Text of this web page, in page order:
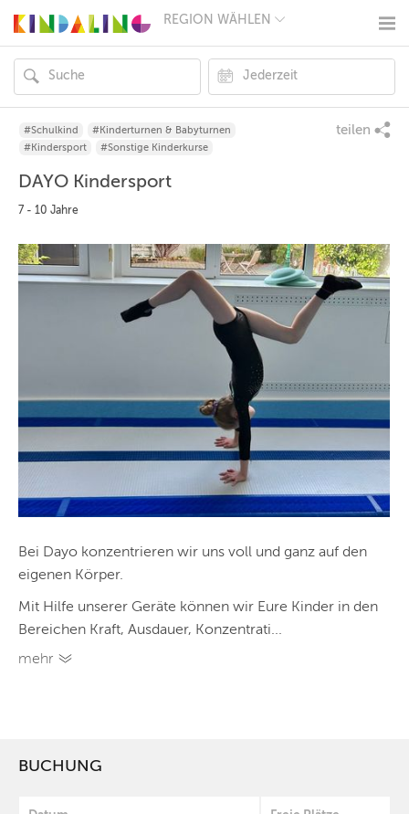
REGION WÄHLEN
MÜNCHEN
HAMBURG
FRANKFURT
KÖLN
DÜSSELDORF
STUTTGART
WIEN
ZÜRICH
ANDERE
REGIONEN
#Schulkind
#Kinderturnen & Babyturnen
#Kindersport
#Sonstige Kinderkurse
teilen
DAYO Kindersport
7 - 10 Jahre
Bei Dayo konzentrieren wir uns voll und ganz auf den
eigenen Körper.
Mit Hilfe unserer Geräte können wir Eure Kinder in den
Bereichen Kraft, Ausdauer, Konzentrati...
mehr
BUCHUNG